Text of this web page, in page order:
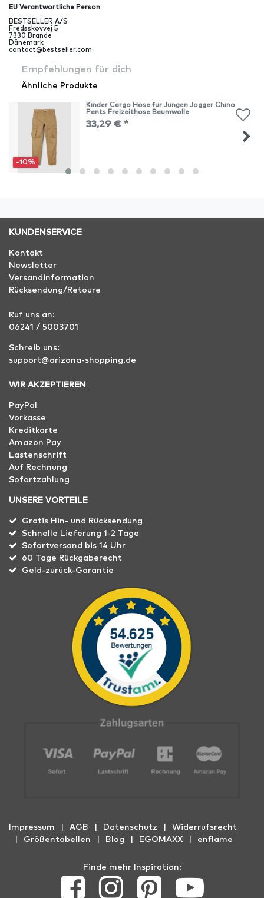
EU Verantwortliche Person
BESTSELLER A/S
Fredsskovvej 5
7330 Brande
Dänemark
contact@bestseller.com
Empfehlungen für dich
Ähnliche Produkte
-10%
Kinder Cargo Hose für Jungen Jogger Chino
Pants Freizeithose Baumwolle
33,29 € *
KUNDENSERVICE
Kontakt
Newsletter
Versandinformation
Rücksendung/Retoure
Ruf uns an:
06241 / 5003701
Schreib uns:
support@arizona-shopping.de
WIR AKZEPTIEREN
PayPal
Vorkasse
Kreditkarte
Amazon Pay
Lastenschrift
Auf Rechnung
Sofortzahlung
UNSERE VORTEILE
Gratis Hin- und Rücksendung
Schnelle Lieferung 1-2 Tage
Sofortversand bis 14 Uhr
60 Tage Rückgaberecht
Geld-zurück-Garantie
Impressum AGB Datenschutz
Widerrufs­recht
Größentabellen
Blog EGOMAXX enflame
Finde mehr Inspiration: